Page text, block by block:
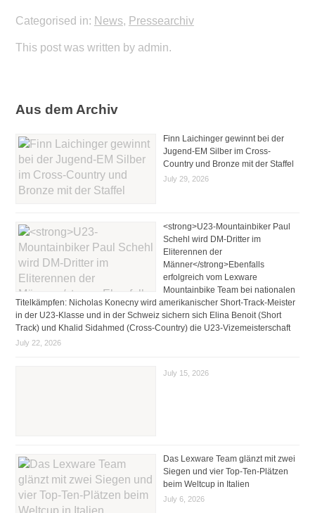
Categorised in: News, Pressearchiv
This post was written by admin.
Aus dem Archiv
Finn Laichinger gewinnt bei der
Jugend-EM Silber im Cross-
Country und Bronze mit der Staffel
July 29, 2026
<strong>U23-Mountainbiker Paul
Schehl wird DM-Dritter im
Eliterennen der
Männer</strong>Ebenfalls
erfolgreich vom Lexware
Mountainbike Team bei nationalen
Titelkämpfen: Nicholas Konecny wird amerikanischer Short-Track-Meister
in der U23-Klasse und in der Schweiz sichern sich Elina Benoit (Short
Track) und Khalid Sidahmed (Cross-Country) die U23-Vizemeisterschaft
July 22, 2026
July 15, 2026
Das Lexware Team glänzt mit zwei
Siegen und vier Top-Ten-Plätzen
beim Weltcup in Italien
July 6, 2026